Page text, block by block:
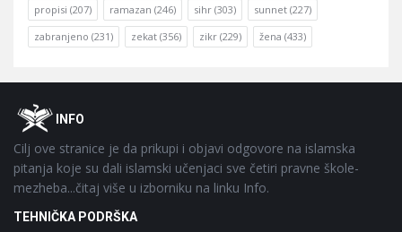
propisi (207) ramazan (246) sihr (303) sunnet (227)
zabranjeno (231) zekat (356) zikr (229) žena (433)
FooterOINFO
Cilj ove stranice je da prikupi i objavi odgovore na islamska
pitanja koje su dali islamski učenjaci sve četiri pravne škole-
mezheba...čitaj više u izborniku na linku Info.
TEHNIČKA PODRŠKA